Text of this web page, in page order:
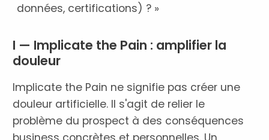
données, certifications) ? »
I — Implicate the Pain : amplifier la
douleur
Implicate the Pain ne signifie pas créer une
douleur artificielle. Il s'agit de relier le
problème du prospect à des conséquences